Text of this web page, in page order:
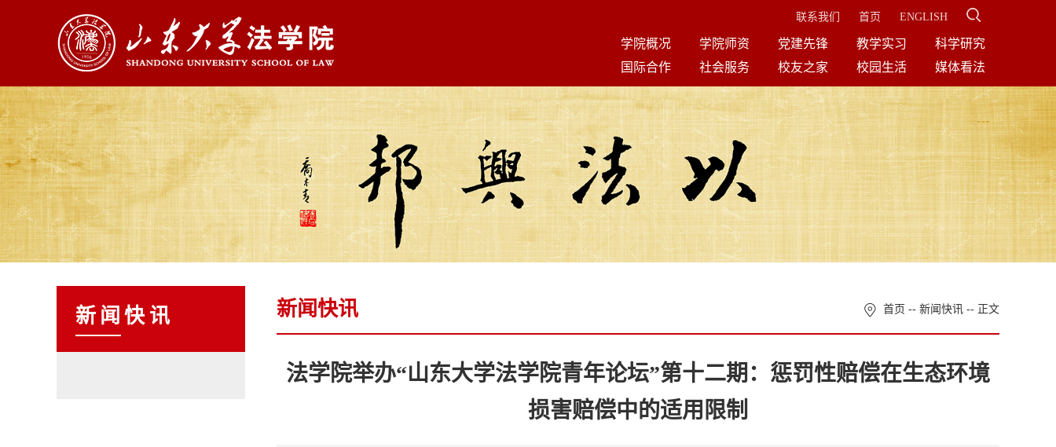
联系我们 首页 ENGLISH
学院概况 学院师资 党建先锋 教学实习
科学研究
国际合作
社会服务 校友之家 校园生活 媒体看法
新闻快讯 新闻快讯 首页 -- 新闻快讯 -- 正文
法学院举办“山东大学法学院青年论坛”第十二期：惩罚性赔偿在生态环境
损害赔偿中的适用限制